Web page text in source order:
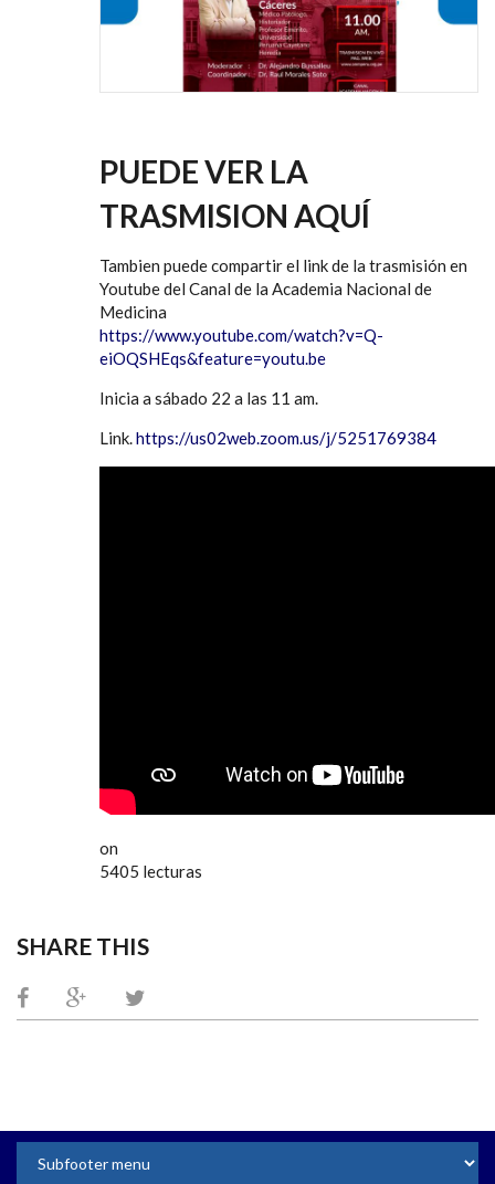
PUEDE VER LA
TRASMISION AQUÍ
Tambien puede compartir el link de la trasmisión en
Youtube del Canal de la Academia Nacional de
Medicina
https://www.youtube.com/watch?v=Q-
eiOQSHEqs&feature=youtu.be
Inicia a sábado 22 a las 11 am.
Link.https://us02web.zoom.us/j/5251769384
on
5405 lecturas
SHARE THIS